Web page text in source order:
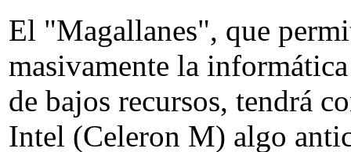
El "Magallanes", que
masivamente la
de bajos recursos, tendrá
Intel (Celeron M) algo